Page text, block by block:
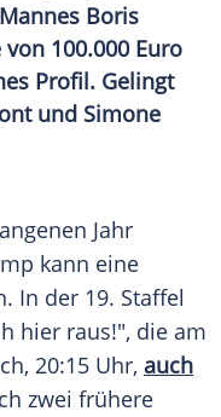
Boris
100.000 Euro
Profil. Gelingt
und Simone
Jahr
kann eine
In der 19. Staffel
hier raus!", die am
20:15 Uhr, auch
zwei frühere